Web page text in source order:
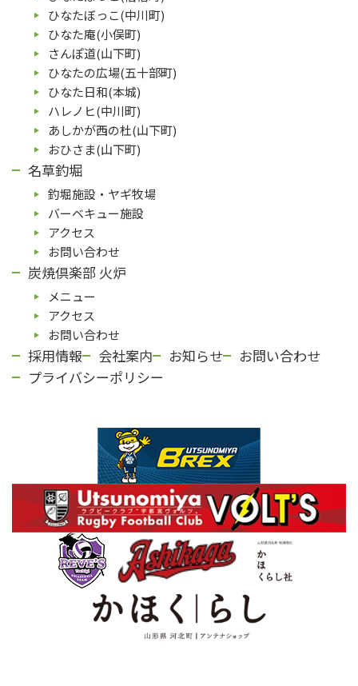
ひなたぼっこ(中川町)
ひなた庵(⼩俣町)
さんぽ道(⼭下町)
ひなたの広場(五⼗部町)
ひなた⽇和(本城)
ハレノヒ(中川町)
あしかが⻄の杜(⼭下町)
おひさま(山下町)
名草釣堀
釣堀施設・ヤギ牧場
バーベキュー施設
アクセス
お問い合わせ
炭焼倶楽部 火炉
メニュー
アクセス
お問い合わせ
採用情報 会社案内 お知らせ
お問い合わせ
プライバシーポリシー